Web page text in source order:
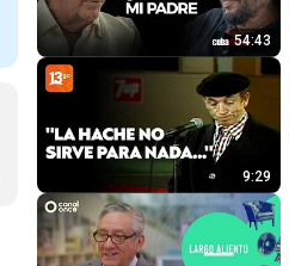
54:43
9:29